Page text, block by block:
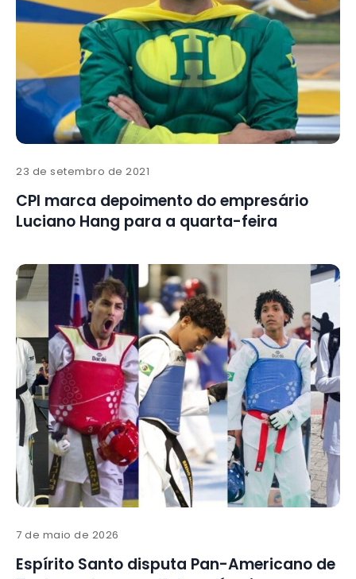
23 de setembro de 2021
CPI marca depoimento do empresário
Luciano Hang para a quarta-feira
7 de maio de 2026
Espírito Santo disputa Pan-Americano de